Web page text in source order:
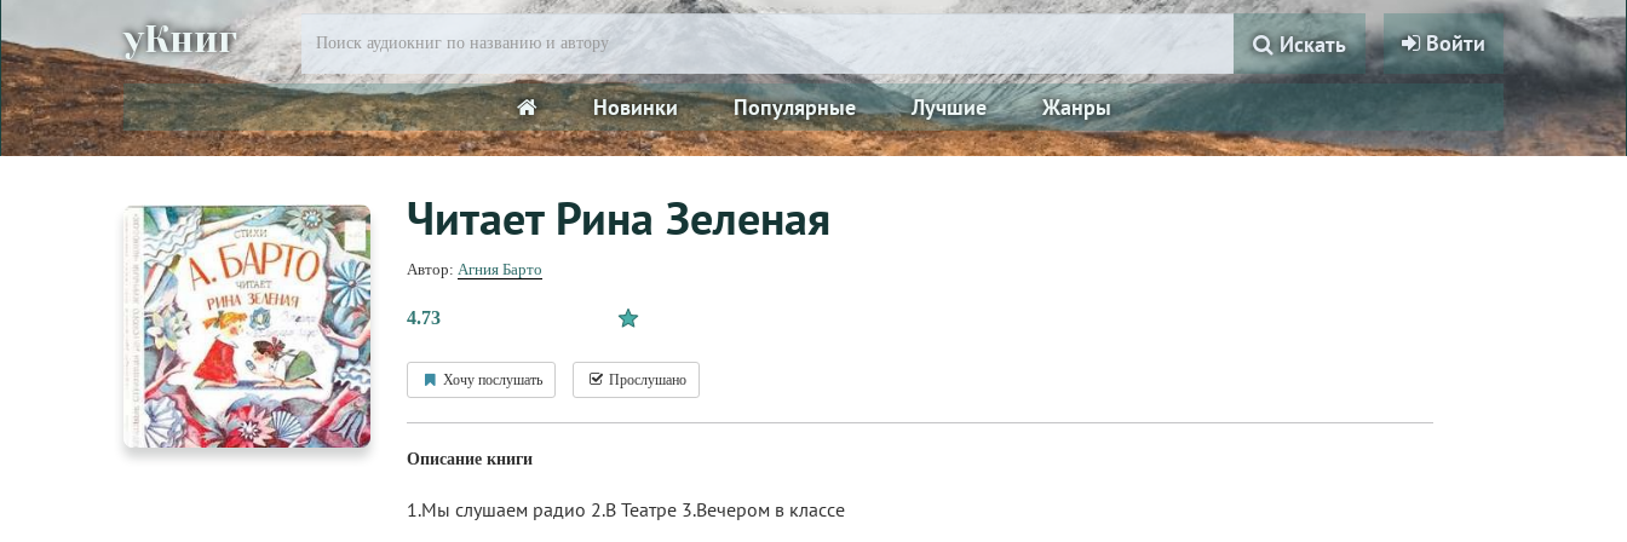
уКниг Войти
Искать
Новинки Популярные Лучшие Жанры
Читает Рина Зеленая
Автор: Агния Барто
4.73
Хочу послушать Прослушано
Описание книги
1.Мы слушаем радио 2.В Театре 3.Вечером в классе